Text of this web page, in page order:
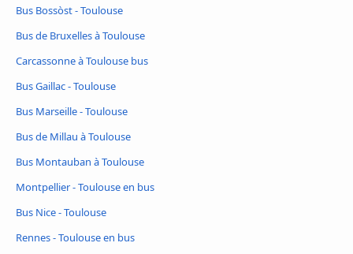
Bus Bossòst - Toulouse
Bus de Bruxelles à Toulouse
Carcassonne à Toulouse bus
Bus Gaillac - Toulouse
Bus Marseille - Toulouse
Bus de Millau à Toulouse
Bus Montauban à Toulouse
Montpellier - Toulouse en bus
Bus Nice - Toulouse
Rennes - Toulouse en bus